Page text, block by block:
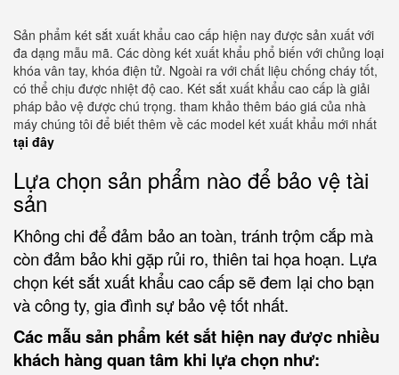
Sản phẩm két sắt xuất khẩu cao cấp hiện nay được sản xuất với
đa dạng mẫu mã. Các dòng két xuất khẩu phổ biến với chủng loại
khóa vân tay, khóa điện tử. Ngoài ra với chất liệu chống cháy tốt,
có thể chịu được nhiệt độ cao. Két sắt xuất khẩu cao cấp là giải
pháp bảo vệ được chú trọng. tham khảo thêm báo giá của nhà
máy chúng tôi để biết thêm về các model két xuất khẩu mới nhất
tại đây
Lựa chọn sản phẩm nào để bảo vệ tài
sản
Không chi để đảm bảo an toàn, tránh trộm cắp mà
còn đảm bảo khi gặp rủi ro, thiên tai họa hoạn. Lựa
chọn két sắt xuất khẩu cao cấp sẽ đem lại cho bạn
và công ty, gia đình sự bảo vệ tốt nhất.
Các mẫu sản phẩm két sắt hiện nay được nhiều
khách hàng quan tâm khi lựa chọn như: